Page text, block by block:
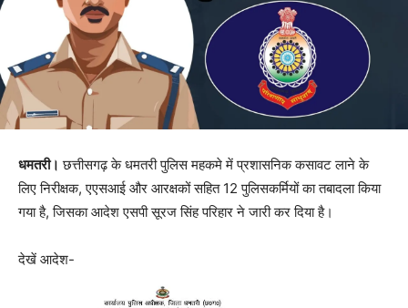
धमतरी। छत्तीसगढ़ के धमतरी पुलिस महकमे में प्रशासनिक कसावट लाने के
लिए निरीक्षक, एएसआई और आरक्षकों सहित 12 पुलिसकर्मियों का तबादला किया
गया है, जिसका आदेश एसपी सूरज सिंह परिहार ने जारी कर दिया है।
देखें आदेश-